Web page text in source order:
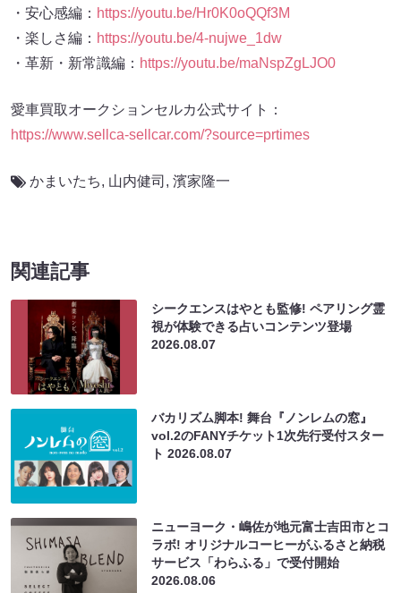
・安心感編： https://youtu.be/Hr0K0oQQf3M
・楽しさ編： https://youtu.be/4-nujwe_1dw
・革新・新常識編： https://youtu.be/maNspZgLJO0
愛車買取オークションセルカ公式サイト：
https://www.sellca-sellcar.com/?source=prtimes
かまいたち, 山内健司 , 濱家隆一
関連記事
シークエンスはやとも監修! ペアリング霊
視が体験できる占いコンテンツ登場
2026.08.07
バカリズム脚本! 舞台『ノンレムの窓』
vol.2のFANYチケット1次先行受付スター
ト2026.08.07
ニューヨーク・嶋佐が地元富士吉田市とコ
ラボ! オリジナルコーヒーがふるさと納税
サービス「わらふる」で受付開始
2026.08.06